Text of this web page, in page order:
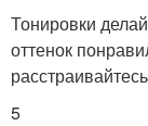
Тонировки
оттенок
5